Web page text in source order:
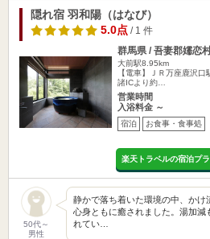
隠れ宿 羽和陽（はなび）
5.0点/ 1 件
群馬県 / 吾妻郡嬬恋
大前駅8.95km
【電車】ＪＲ万座鹿沢
諸ICより約…
営業時間
入浴料金 ～
宿泊 お食事・食事処
楽天トラベルの宿泊プ
50代～
男性
静かで落ち着いた環境の中、かけ
心身ともに癒されました。湯加減
れてい…